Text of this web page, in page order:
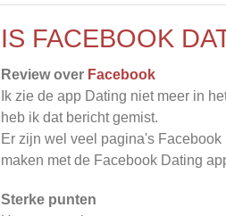
IS FACEBOOK
Review over Facebook
Ik zie de app Dating niet meer in
heb ik dat bericht gemist.
Er zijn wel veel pagina's
maken met de Facebook Dating
Sterke punten